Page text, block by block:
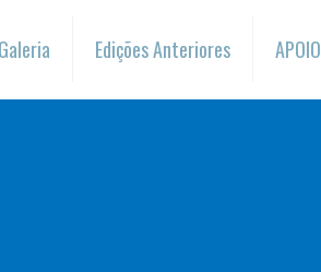
Edições Anteriores APOIO